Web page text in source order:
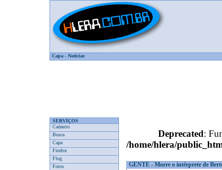
Capa - Notícias
SERVIÇOS
Cadastro
Busca
Capa
Firefox
Flog
Fotos
Deprecated:
/home/hlera/
GENTE - Morre o intérprete de